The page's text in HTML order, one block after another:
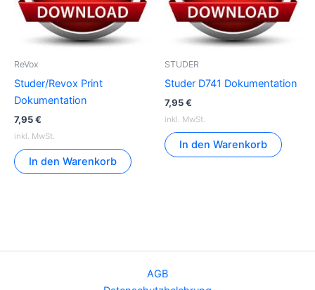
ReVox
Studer/Revox Print
Dokumentation
7,95€
inkl. MwSt.
In den Warenkorb
STUDER
Studer D741 Dokumentation
7,95€
inkl. MwSt.
In den Warenkorb
AGB